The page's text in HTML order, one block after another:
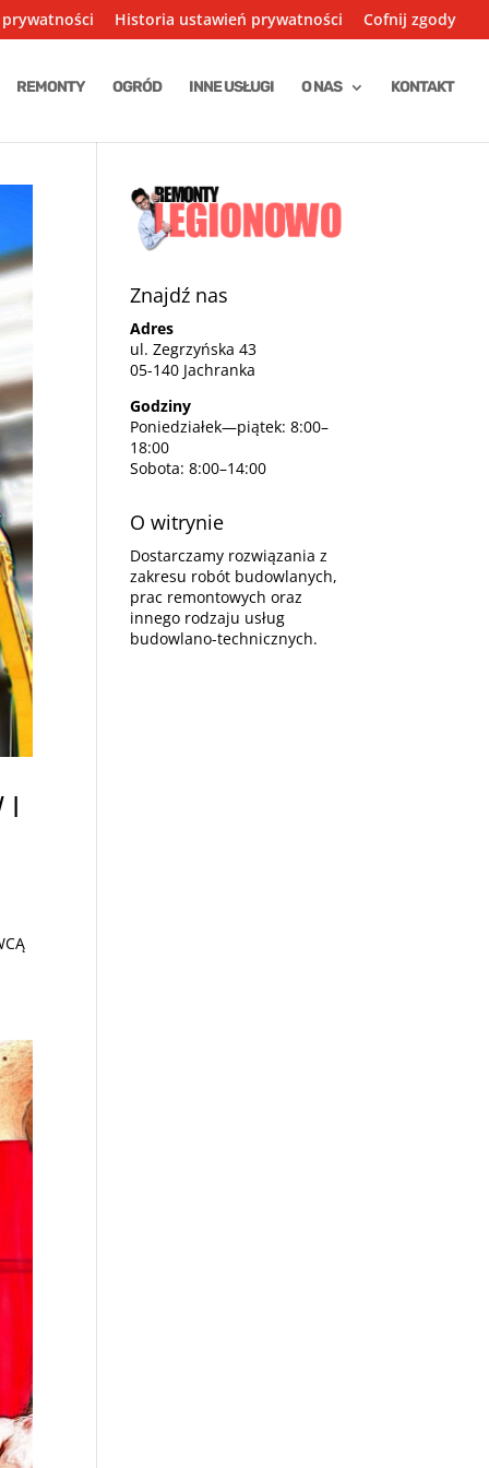
Historia ustawień prywatności Cofnij zgody
REMONTY OGRÓD INNE USŁUGI O NAS KONTAKT
I
Znajdź nas
Adres
ul. Zegrzyńska 43
05-140 Jachranka
Godziny
Poniedziałek—piątek: 8:00–
18:00
Sobota: 8:00–14:00
O witrynie
Dostarczamy rozwiązania z
zakresu robót budowlanych,
prac remontowych oraz
innego rodzaju usług
budowlano-technicznych.